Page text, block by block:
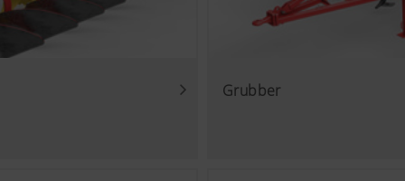
Speichert die vom Nutzer gewählte Land- und
(auch Cookies) ein, welche anonym messen und
häufig diese aufgerufen werden.
Grubber